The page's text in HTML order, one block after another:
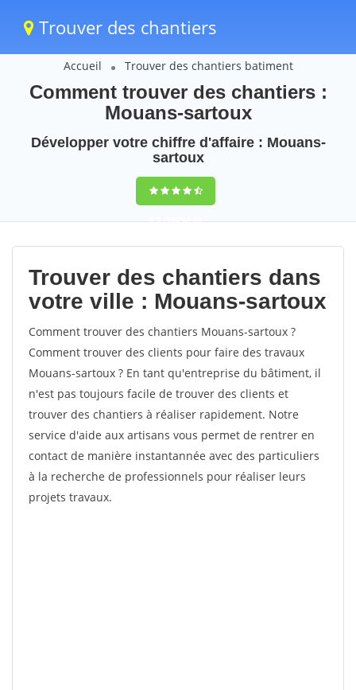
Trouver des chantiers
Accueil Trouver des chantiers batiment
Comment trouver des chantiers :
Mouans-sartoux
Développer votre chiffre d'affaire : Mouans-
sartoux
9,5(100%)44
votes
Trouver des chantiers dans
votre ville : Mouans-sartoux
Comment trouver des chantiers Mouans-sartoux ?
Comment trouver des clients pour faire des travaux
Mouans-sartoux ? En tant qu'entreprise du bâtiment, il
n'est pas toujours facile de trouver des clients et
trouver des chantiers à réaliser rapidement. Notre
service d'aide aux artisans vous permet de rentrer en
contact de manière instantannée avec des particuliers
à la recherche de professionnels pour réaliser leurs
projets travaux.